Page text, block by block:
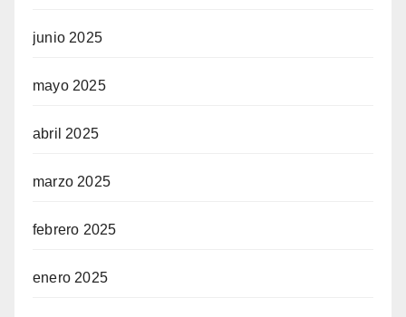
junio 2025
mayo 2025
abril 2025
marzo 2025
febrero 2025
enero 2025